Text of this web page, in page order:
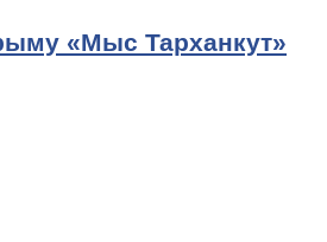
«Мыс Тарханкут»